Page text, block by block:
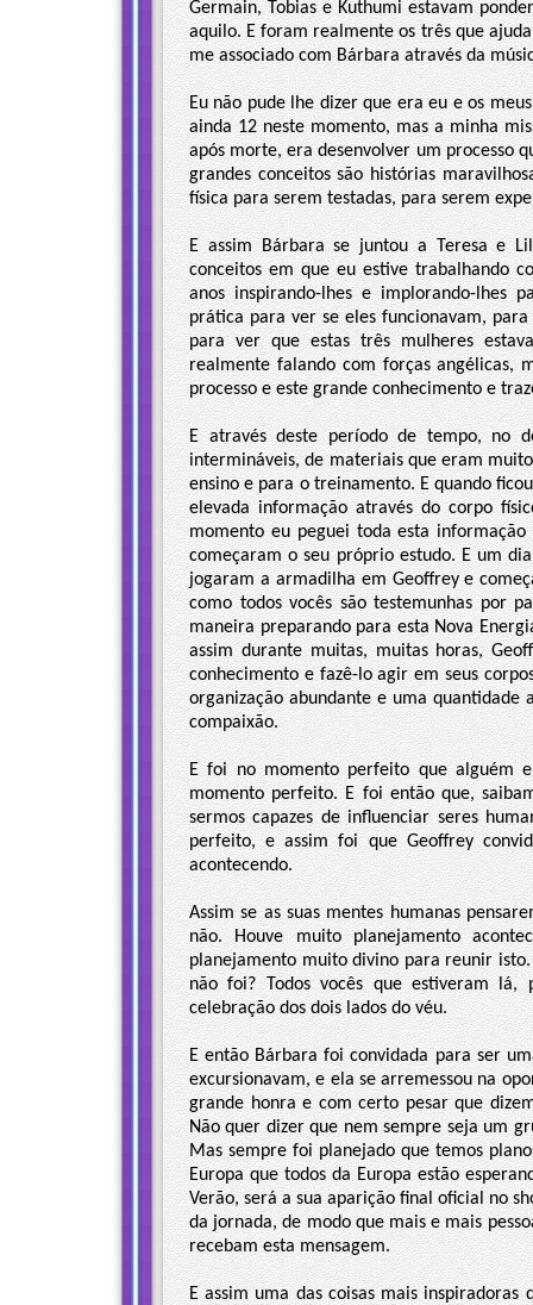
Germain, Tobias e Kuthumi estavam
aquilo. E foram realmente os três que
me associado com Bárbara através da
Eu não pude lhe dizer que era eu e os
ainda 12 neste momento, mas a minha
após morte, era desenvolver um processo
grandes conceitos são histórias
física para serem testadas, para serem
E assim Bárbara se juntou a Teresa e
conceitos em que eu estive trabalhando
anos inspirando-lhes e implorando-lhes
prática para ver se eles funcionavam,
para ver que estas três mulheres
realmente falando com forças angélicas,
processo e este grande conhecimento e
E através deste período de tempo, no
intermináveis, de materiais que eram
ensino e para o treinamento. E quando
elevada informação através do corpo
momento eu peguei toda esta
começaram o seu próprio estudo. E um
jogaram a armadilha em Geoffrey e
como todos vocês são testemunhas por
maneira preparando para esta Nova
assim durante muitas, muitas horas,
conhecimento e fazê-lo agir em seus
organização abundante e uma quantidade
compaixão.
E foi no momento perfeito que alguém
momento perfeito. E foi então que,
sermos capazes de influenciar seres
perfeito, e assim foi que Geoffrey
acontecendo.
Assim se as suas mentes humanas
não. Houve muito planejamento
planejamento muito divino para reunir
não foi? Todos vocês que estiveram
celebração dos dois lados do véu.
E então Bárbara foi convidada para ser
excursionavam, e ela se arremessou na
grande honra e com certo pesar que
Não quer dizer que nem sempre seja um
Mas sempre foi planejado que temos
Europa que todos da Europa estão
Verão, será a sua aparição final oficial no
da jornada, de modo que mais e mais
recebam esta mensagem.
E assim uma das coisas mais